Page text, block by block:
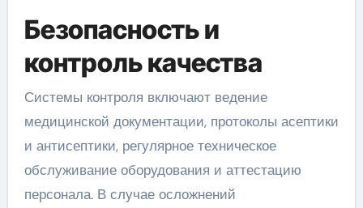
Безопасность и
контроль качества
Системы контроля включают ведение
медицинской документации, протоколы асептики
и антисептики, регулярное техническое
обслуживание оборудования и аттестацию
персонала. В случае осложнений